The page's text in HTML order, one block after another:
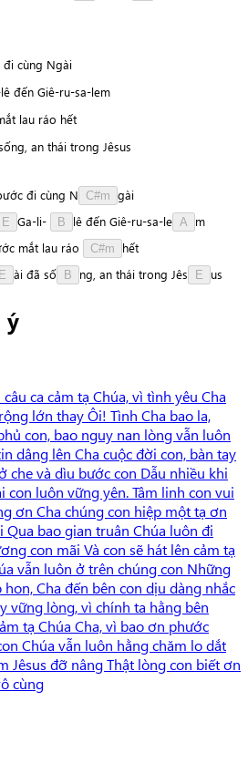
đi cùng Ngài
đến Giê-ru-sa-lem
lau ráo hết
an thái trong Jêsus
đi cùng N C#m gài
E Ga-li- B lê đến Giê-ru-sa-le A m
mắt lau ráo C#m hết
E ài đã số B ng, an thái trong Jês E us
ý
ca cảm tạ Chúa, vì tình yêu Cha
lớn thay Ôi! Tình Cha bao la,
con, bao nguy nan lòng vẫn luôn
dâng lên Cha cuộc đời con, bàn tay
che và dìu bước con Dẫu nhiều khi
con luôn vững yên. Tâm linh con vui
ơn Cha chúng con hiệp một tạ ơn
bao gian truân Chúa luôn đi
con mãi Và con sẽ hát lên cảm tạ
vẫn luôn ở trên chúng con Những
Cha đến bên con dịu dàng nhắc
vững lòng, vì chính ta hằng bên
tạ Chúa Cha, vì bao ơn phước
Chúa vẫn luôn hằng chăm lo dắt
Jêsus đỡ nâng Thật lòng con biết ơn
cùng